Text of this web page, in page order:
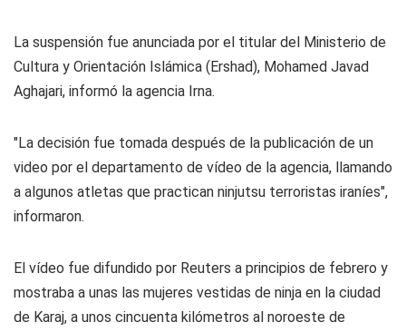
La suspensión fue anunciada por el titular del Ministerio de
Cultura y Orientación Islámica (Ershad), Mohamed Javad
Aghajari, informó la agencia Irna.
"La decisión fue tomada después de la publicación de un
video por el departamento de vídeo de la agencia, llamando
a algunos atletas que practican ninjutsu terroristas iraníes",
informaron.
El vídeo fue difundido por Reuters a principios de febrero y
mostraba a unas las mujeres vestidas de ninja en la ciudad
de Karaj, a unos cincuenta kilómetros al noroeste de